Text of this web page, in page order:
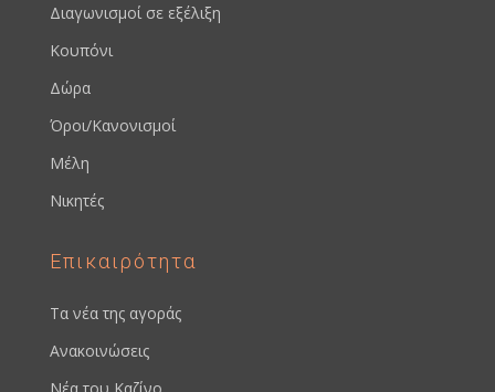
Διαγωνισμοί σε εξέλιξη
Κουπόνι
Δώρα
Όροι/Κανονισμοί
Μέλη
Νικητές
Επικαιρότητα
Τα νέα της αγοράς
Ανακοινώσεις
Νέα του Καζίνο